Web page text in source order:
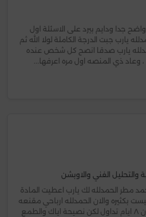
واضح جدا ودايم بيرد على الاسئلة اول
يارب جبت الدرجة الكاملة لولا الله ثم
يارب صدقا انصح كل شخص عنده
وعاد ذي المنصه اول مره اعرفها...
والتحليل الفني والاوبشن
محمد مطر الحمدلله لك يارب اعطيت المادة
بكثيره والان الحمدلله ارباحي مقنعه
ولله الحمد تعادل راتبي في غضون ٨ ايام تداول لكن نصيحة اياك والطمع